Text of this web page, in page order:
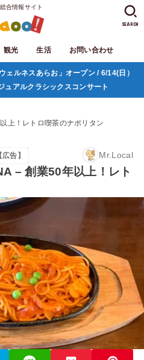
合情報サイト
観光 生活 お問い合わせ
SEARCH
ェルネスあらお」オープン / 6/14(日）
ュアルクラシックスコンサート
上！レトロ喫茶のナポリタン
広告】 Mr.Local
– 創業50年以上！レト